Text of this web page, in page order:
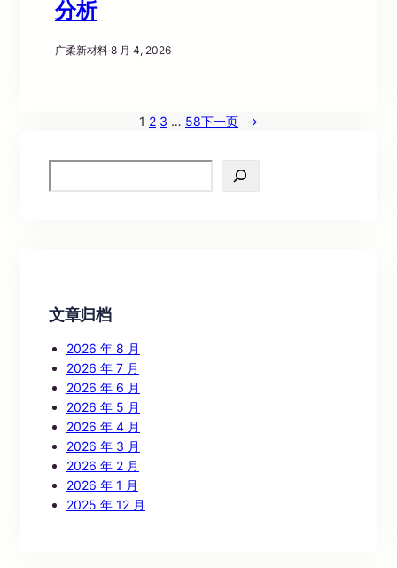
分析
广柔新材料·8 月 4, 2026
1 2 3 … 58下一页 →
e
文章归档
2026 年 8 月
2026 年 7 月
2026 年 6 月
2026 年 5 月
2026 年 4 月
2026 年 3 月
2026 年 2 月
2026 年 1 月
2025 年 12 月